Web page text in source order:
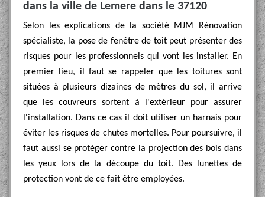
dans la ville de Lemere dans le 37120
Selon les explications de la société MJM Rénovation
spécialiste, la pose de fenêtre de toit peut présenter des
risques pour les professionnels qui vont les installer. En
premier lieu, il faut se rappeler que les toitures sont
situées à plusieurs dizaines de mètres du sol, il arrive
que les couvreurs sortent à l'extérieur pour assurer
l'installation. Dans ce cas il doit utiliser un harnais pour
éviter les risques de chutes mortelles. Pour poursuivre, il
faut aussi se protéger contre la projection des bois dans
les yeux lors de la découpe du toit. Des lunettes de
protection vont de ce fait être employées.